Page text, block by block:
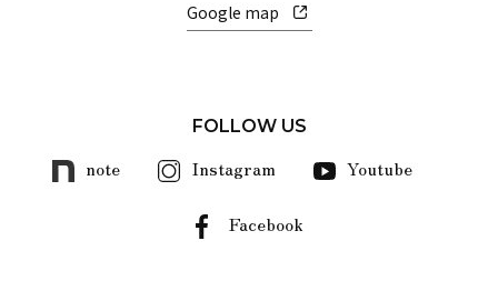
Google map
FOLLOW US
note Instagram Youtube
Facebook